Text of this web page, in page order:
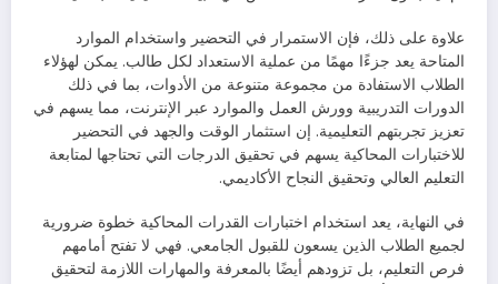
علاوة على ذلك، فإن الاستمرار في التحضير واستخدام الموارد
المتاحة يعد جزءًا مهمًا من عملية الاستعداد لكل طالب. يمكن لهؤلاء
الطلاب الاستفادة من مجموعة متنوعة من الأدوات، بما في ذلك
الدورات التدريبية وورش العمل والموارد عبر الإنترنت، مما يسهم في
تعزيز تجربتهم التعليمية. إن استثمار الوقت والجهد في التحضير
للاختبارات المحاكية يسهم في تحقيق الدرجات التي تحتاجها لمتابعة
التعليم العالي وتحقيق النجاح الأكاديمي.
في النهاية، يعد استخدام اختبارات القدرات المحاكية خطوة ضرورية
لجميع الطلاب الذين يسعون للقبول الجامعي. فهي لا تفتح أمامهم
فرص التعليم، بل تزودهم أيضًا بالمعرفة والمهارات اللازمة لتحقيق